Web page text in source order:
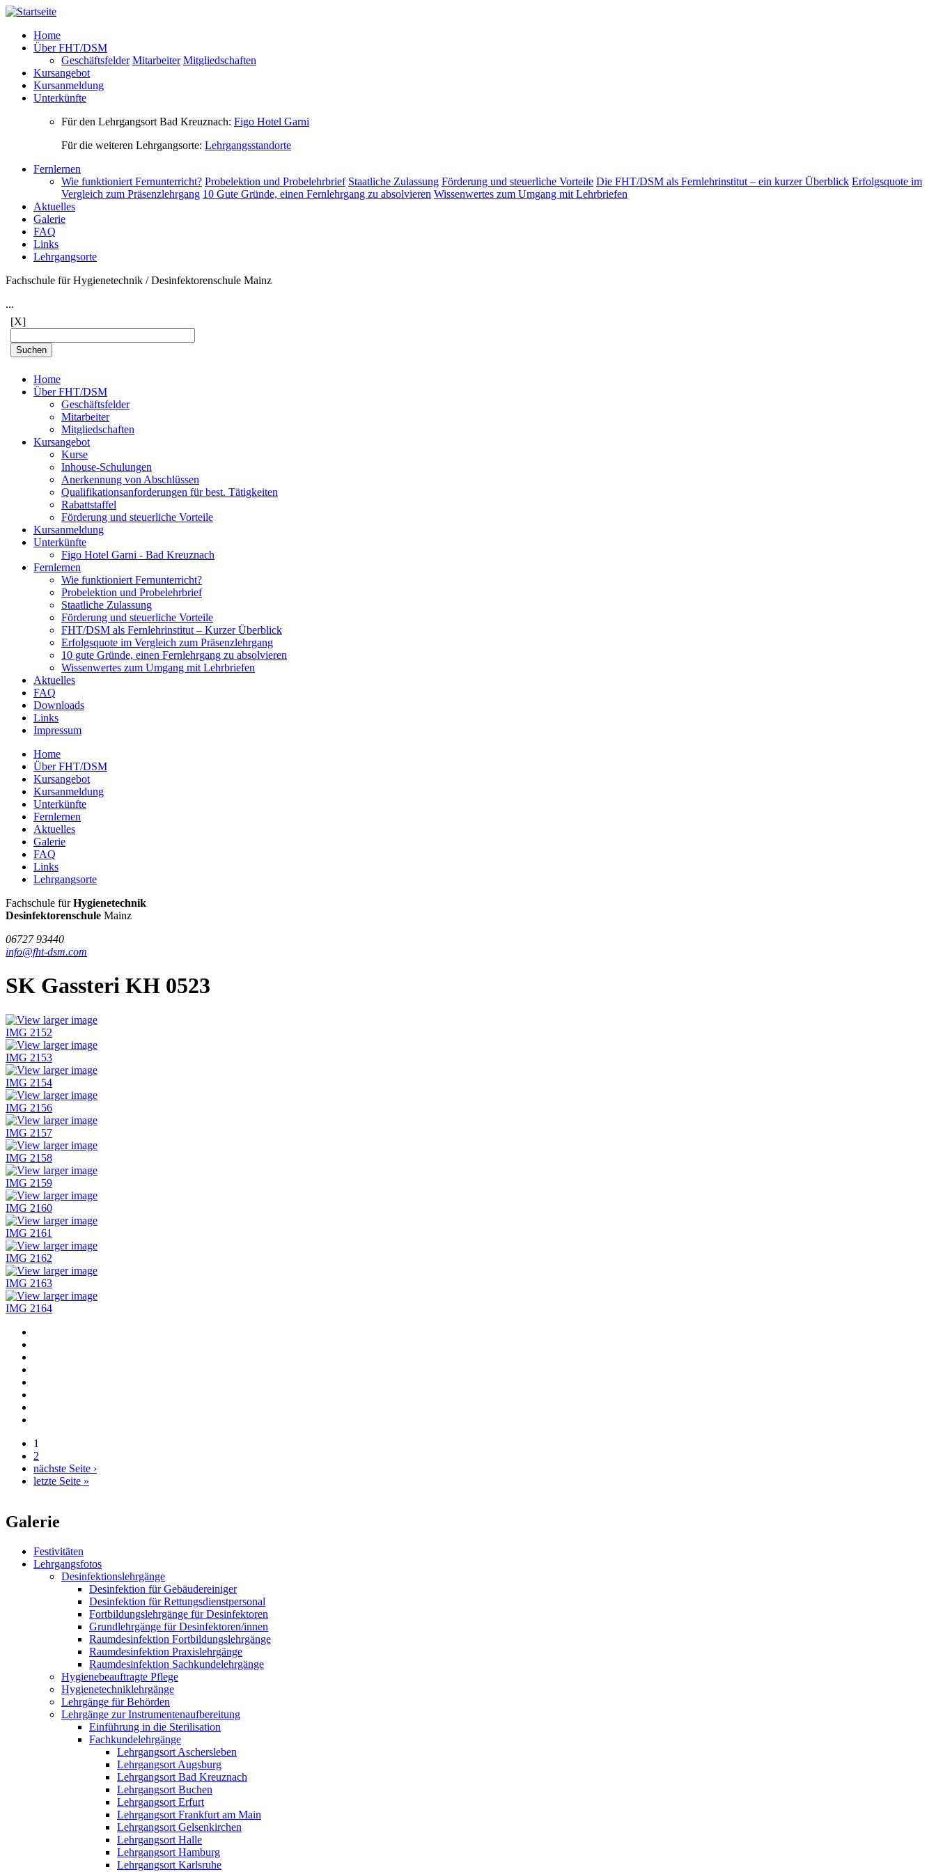
Direkt zum Inhalt
Home
Über FHT/DSM
Geschäftsfelder Mitarbeiter Mitgliedschaften
Kursangebot
Kursanmeldung
Unterkünfte
Für den Lehrgangsort Bad Kreuznach: Figo Hotel Garni
Für die weiteren Lehrgangsorte: Lehrgangsstandorte
Fernlernen
Wie funktioniert Fernunterricht? Probelektion und Probelehrbrief Staatliche Zulassung Förderung und steuerliche Vorteile Die FHT/DSM als Fernlehrinstitut – ein kurzer Überblick Erfolgsquote im
Vergleich zum Präsenzlehrgang 10 Gute Gründe, einen Fernlehrgang zu absolvieren Wissenwertes zum Umgang mit Lehrbriefen
Aktuelles
Galerie
FAQ
Links
Lehrgangsorte
Fachschule für Hygienetechnik / Desinfektorenschule Mainz
...
[X]
Home
Über FHT/DSM
Geschäftsfelder
Mitarbeiter
Mitgliedschaften
Kursangebot
Kurse
Inhouse-Schulungen
Anerkennung von Abschlüssen
Qualifikationsanforderungen für best. Tätigkeiten
Rabattstaffel
Förderung und steuerliche Vorteile
Kursanmeldung
Unterkünfte
Figo Hotel Garni - Bad Kreuznach
Fernlernen
Wie funktioniert Fernunterricht?
Probelektion und Probelehrbrief
Staatliche Zulassung
Förderung und steuerliche Vorteile
FHT/DSM als Fernlehrinstitut – Kurzer Überblick
Erfolgsquote im Vergleich zum Präsenzlehrgang
10 gute Gründe, einen Fernlehrgang zu absolvieren
Wissenwertes zum Umgang mit Lehrbriefen
Aktuelles
FAQ
Downloads
Links
Impressum
Hauptmenü
Home
Über FHT/DSM
Kursangebot
Kursanmeldung
Unterkünfte
Fernlernen
Aktuelles
Galerie
FAQ
Links
Lehrgangsorte
FHT
/
Fachschule fürHygienetechnik
Desinfektorenschule Mainz
06727 93440
info@fht-dsm.com
SK Gassteri KH 0523
IMG 2152
IMG 2153
IMG 2154
IMG 2156
IMG 2157
IMG 2158
IMG 2159
IMG 2160
IMG 2161
IMG 2162
IMG 2163
IMG 2164
Seiten
1
2
nächste Seite ›
letzte Seite »
Galerie
Festivitäten
Lehrgangsfotos
Desinfektionslehrgänge
Desinfektion für Gebäudereiniger
Desinfektion für Rettungsdienstpersonal
Fortbildungslehrgänge für Desinfektoren
Grundlehrgänge für Desinfektoren/innen
Raumdesinfektion Fortbildungslehrgänge
Raumdesinfektion Praxislehrgänge
Raumdesinfektion Sachkundelehrgänge
Hygienebeauftragte Pflege
Hygienetechniklehrgänge
Lehrgänge für Behörden
Lehrgänge zur Instrumentenaufbereitung
Einführung in die Sterilisation
Fachkundelehrgänge
Lehrgangsort Aschersleben
Lehrgangsort Augsburg
Lehrgangsort Bad Kreuznach
Lehrgangsort Buchen
Lehrgangsort Erfurt
Lehrgangsort Frankfurt am Main
Lehrgangsort Gelsenkirchen
Lehrgangsort Halle
Lehrgangsort Hamburg
Lehrgangsort Karlsruhe